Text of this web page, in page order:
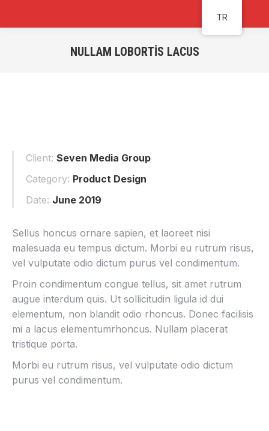
NULLAM LOBORTIS LACUS
Client: Seven Media Group
Category: Product Design
Date: June 2019
Sellus honcus ornare sapien, et laoreet nisi
malesuada eu tempus dictum. Morbi eu rutrum risus,
vel vulputate odio dictum purus vel condimentum.
Proin condimentum congue tellus, sit amet rutrum
augue interdum quis. Ut sollicitudin ligula id dui
elementum, non blandit odio rhoncus. Donec facilisis
mi a lacus elementumrhoncus. Nullam placerat
tristique porta.
Morbi eu rutrum risus, vel vulputate odio dictum
purus vel condimentum.
TR